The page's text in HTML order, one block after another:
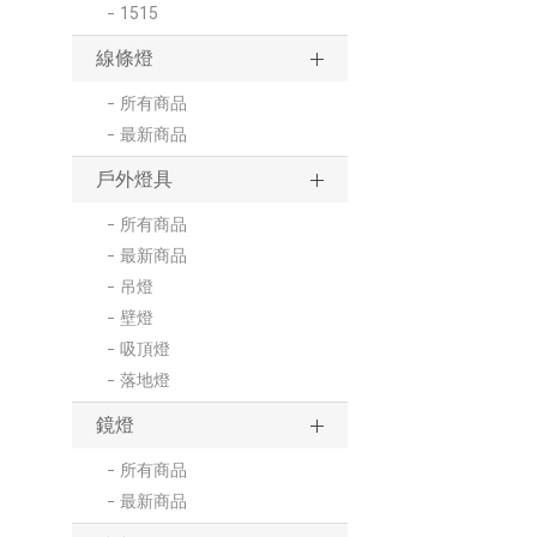
1515
線條燈
所有商品
最新商品
戶外燈具
所有商品
最新商品
吊燈
壁燈
吸頂燈
落地燈
鏡燈
所有商品
最新商品